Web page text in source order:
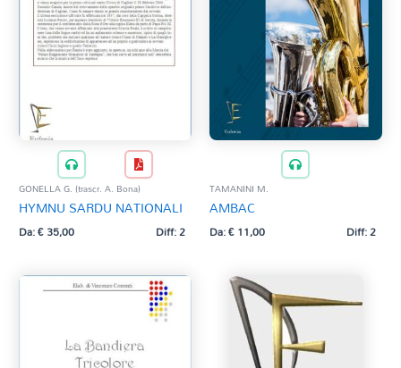
GONELLA G. (trascr. A. Bona)
HYMNU SARDU NATIONALI
Da:€35,00 Diff: 2
TAMANINI M.
AMBAC
Da:€11,00 Diff: 2